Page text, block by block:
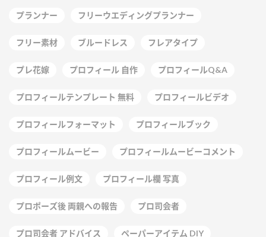
プランナー フリーウエディングプランナー
フリー素材 ブルードレス フレアタイプ
プレ花嫁 プロフィール 自作 プロフィールQ&A
プロフィールテンプレート 無料 プロフィールビデオ
プロフィールフォーマット プロフィールブック
プロフィールムービー プロフィールムービーコメント
プロフィール例文 プロフィール欄 写真
プロポーズ後 両親への報告 プロ司会者
プロ司会者 アドバイス ペーパーアイテム DIY